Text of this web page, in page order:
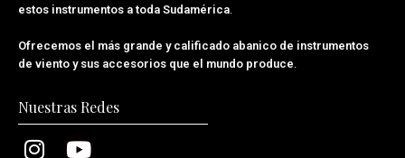
estos instrumentos a toda Sudamérica.
Ofrecemos el más grande y calificado abanico de instrumentos
de viento y sus accesorios que el mundo produce.
Nuestras Redes